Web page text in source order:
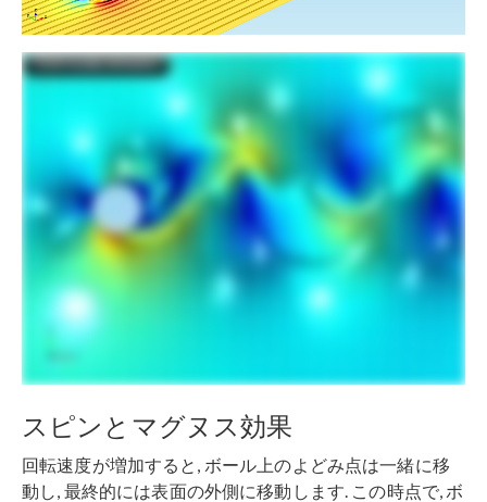
スピンとマグヌス効果
回転速度が増加すると, ボール上のよどみ点は一緒に移
動し, 最終的には表面の外側に移動します. この時点で, ボ